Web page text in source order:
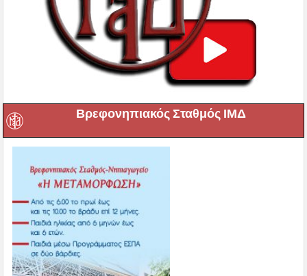
Βρεφονηπιακός Σταθμός ΙΜΔ